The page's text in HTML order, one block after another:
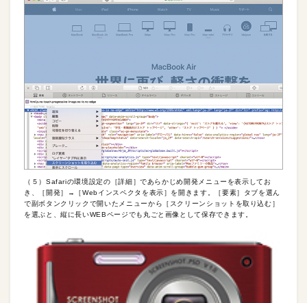
（５）Safariの環境設定の［詳細］であらかじめ開発メニューを表示してお
き、［開発］→［Webインスペクタを表示］を開きます。［要素］タブを選ん
で副ボタンクリックで開いたメニューから［スクリーンショットを取り込む］
を選ぶと、縦に長いWEBページでも丸ごと画像として保存できます。